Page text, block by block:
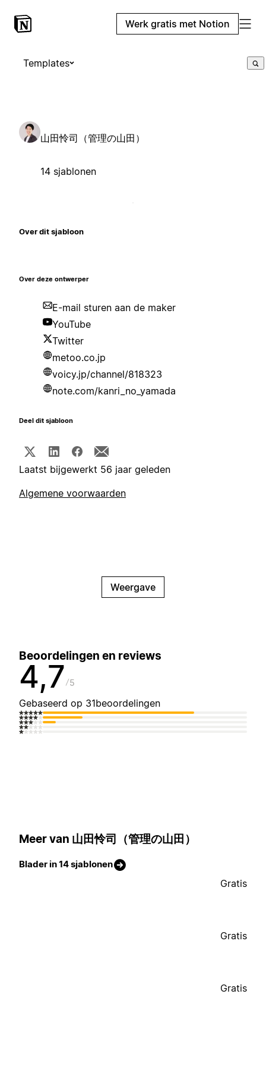
Werk gratis met Notion
Templates
山田怜司（管理の山田）
14 sjablonen
Over dit sjabloon
Over deze ontwerper
E-mail sturen aan de maker
YouTube
Twitter
metoo.co.jp
voicy.jp/channel/818323
note.com/kanri_no_yamada
Deel dit sjabloon
Laatst bijgewerkt 56 jaar geleden
Algemene voorwaarden
Weergave
Beoordelingen en reviews
4,7 5
Gebaseerd op 31beoordelingen
Meer van 山田怜司（管理の山田）
Blader in 14 sjablonen
Gratis
Gratis
Gratis